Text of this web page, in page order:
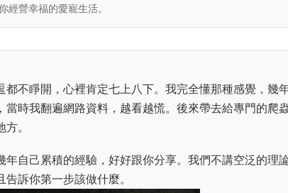
經營幸福的愛寵生活。
不睜開，心裡肯定七上八下。我完全懂那種感覺，幾
時我翻遍網路資料，越看越慌。後來帶去給專門的爬
。
自己累積的經驗，好好跟你分享。我們不講空泛的理
訴你第一步該做什麼。